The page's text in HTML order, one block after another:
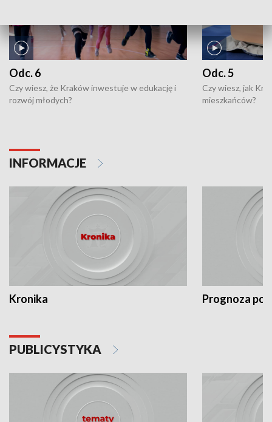
Odc. 6
Czy wiesz, że Kraków inwestuje w edukację i
rozwój młodych?
Odc. 5
Czy wiesz, jak
mieszkańców?
INFORMACJE
Kronika Prognoza
PUBLICYSTYKA